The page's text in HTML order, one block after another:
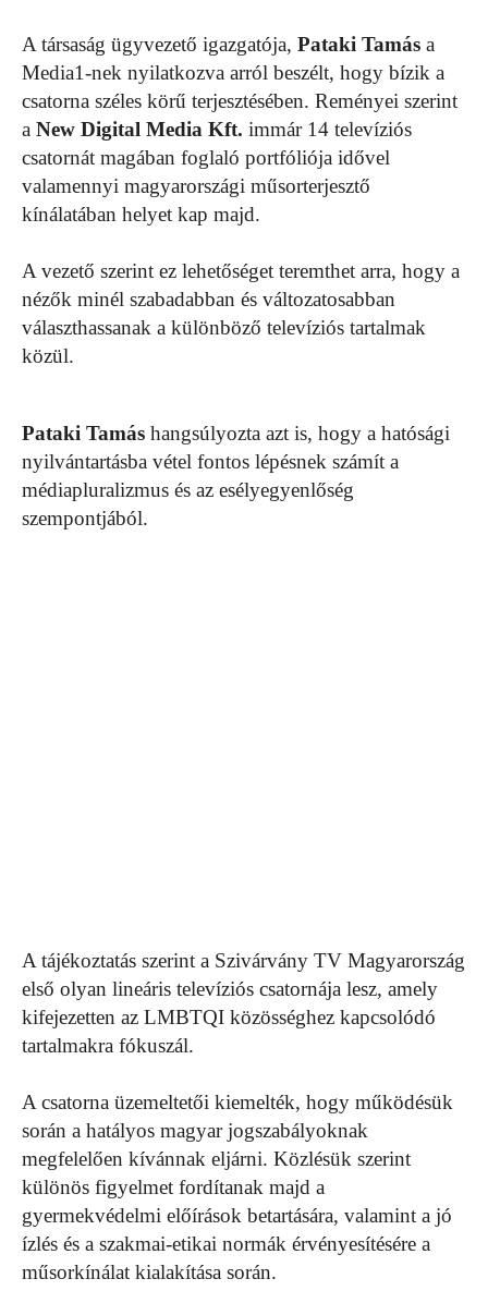
A társaság ügyvezető igazgatója, Pataki Tamás a
Media1-nek nyilatkozva arról beszélt, hogy bízik a
csatorna széles körű terjesztésében. Reményei szerint
a New Digital Media Kft. immár 14 televíziós
csatornát magában foglaló portfóliója idővel
valamennyi magyarországi műsorterjesztő
kínálatában helyet kap majd.
A vezető szerint ez lehetőséget teremthet arra, hogy a
nézők minél szabadabban és változatosabban
választhassanak a különböző televíziós tartalmak
közül.
Pataki Tamás hangsúlyozta azt is, hogy a hatósági
nyilvántartásba vétel fontos lépésnek számít a
médiapluralizmus és az esélyegyenlőség
szempontjából.
A tájékoztatás szerint a Szivárvány TV Magyarország
első olyan lineáris televíziós csatornája lesz, amely
kifejezetten az LMBTQI közösséghez kapcsolódó
tartalmakra fókuszál.
A csatorna üzemeltetői kiemelték, hogy működésük
során a hatályos magyar jogszabályoknak
megfelelően kívánnak eljárni. Közlésük szerint
különös figyelmet fordítanak majd a
gyermekvédelmi előírások betartására, valamint a jó
ízlés és a szakmai-etikai normák érvényesítésére a
műsorkínálat kialakítása során.